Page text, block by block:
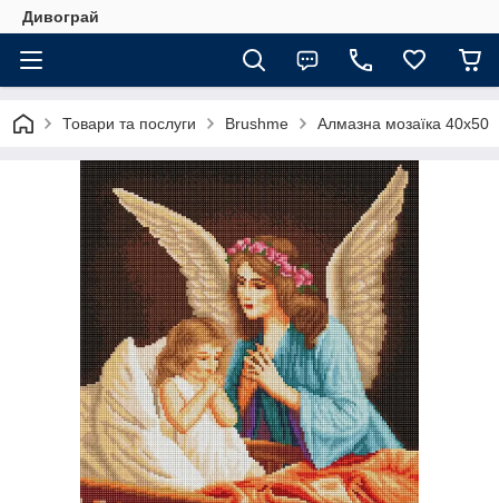
Дивограй
Товари та послуги Brushme Алмазна мозаїка 40х50